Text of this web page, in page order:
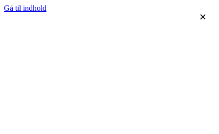
Gå til indhold
×